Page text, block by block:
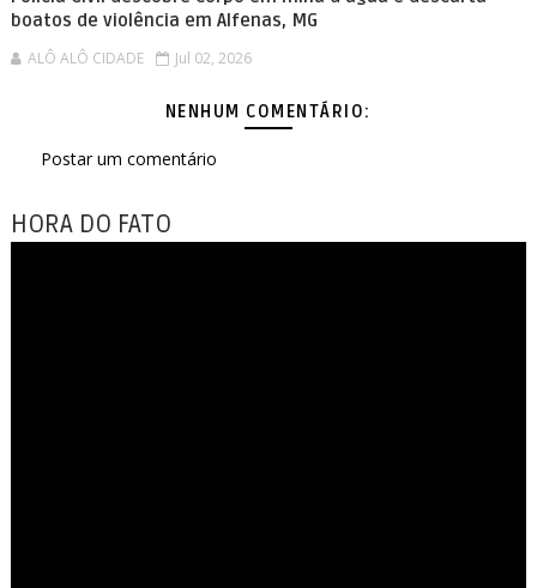
boatos de violência em Alfenas, MG
ALÔ ALÔ CIDADE Jul 02, 2026
NENHUM COMENTÁRIO:
Postar um comentário
HORA DO FATO